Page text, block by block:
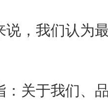
说，我们认为
：关于我们、